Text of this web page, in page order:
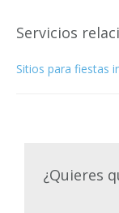
Servicios
Sitios para fiestas
¿Quieres